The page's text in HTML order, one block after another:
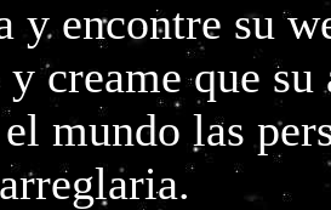
y encontre su
creame que
mundo las